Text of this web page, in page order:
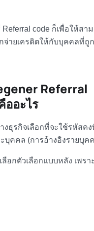
code ก็เพื่อให้สา
จ่ายเครดิตให้กับบุคคลที่ถู
ธุรกิจเลือกที่จะใช้รหัสคง
บุคคล (การอ้างอิงรายบุค
อกตัวเลือกแบบหลัง เพรา